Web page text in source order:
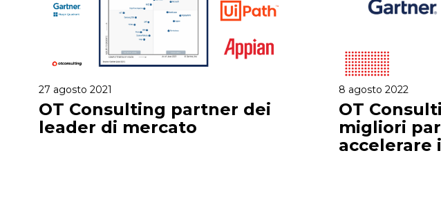
27 agosto 2021
OT Consulting partner dei
leader di mercato
8 agosto 2022
OT
migliori
accelerare